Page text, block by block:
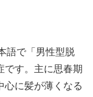
語で「男性型脱
です。主に思春期
心に髪が薄くなる